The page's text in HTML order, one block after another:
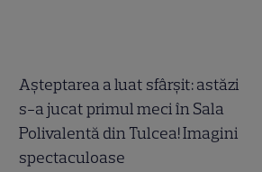
Așteptarea a luat sfârșit: astăzi
s-a jucat primul meci în Sala
Polivalentă din Tulcea! Imagini
spectaculoase